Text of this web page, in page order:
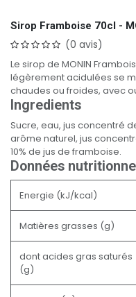
Sirop Framboise 70cl -
(0 avis)
Le sirop de MONIN
légèrement acidulées se
chaudes ou froides, avec
Ingredients
Sucre, eau, jus concentré
arôme naturel, jus
10% de jus de framboise.
Données
Energie (kJ/kcal)
Matières grasses (g)
dont acides gras saturés
(g)